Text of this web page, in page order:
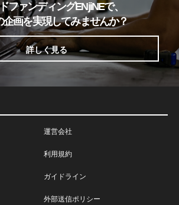
ファンディングENjiNEで、
企画を実現してみませんか？
詳しく見る
運営会社
利用規約
ガイドライン
外部送信ポリシー